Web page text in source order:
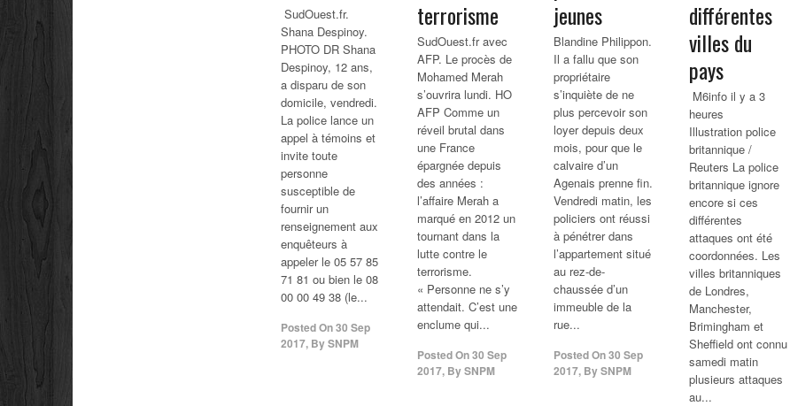
SudOuest.fr.
Shana Despinoy.
PHOTO DR Shana
Despinoy, 12 ans,
a disparu de son
domicile, vendredi.
La police lance un
appel à témoins et
invite toute
personne
susceptible de
fournir un
renseignement aux
enquêteurs à
appeler le 05 57 85
71 81 ou bien le 08
00 00 49 38 (le...
Posted On30 Sep
2017, BySNPM
terrorisme
SudOuest.fr avec
AFP. Le procès de
Mohamed Merah
s’ouvrira lundi. HO
AFP Comme un
réveil brutal dans
une France
épargnée depuis
des années :
l’affaire Merah a
marqué en 2012 un
tournant dans la
lutte contre le
terrorisme.
« Personne ne s’y
attendait. C’est une
enclume qui...
Posted On30 Sep
2017, BySNPM
jeunes
Blandine Philippon.
Il a fallu que son
propriétaire
s’inquiète de ne
plus percevoir son
loyer depuis deux
mois, pour que le
calvaire d’un
Agenais prenne fin.
Vendredi matin, les
policiers ont réussi
à pénétrer dans
l’appartement situé
au rez-de-
chaussée d’un
immeuble de la
rue...
Posted On30 Sep
2017, BySNPM
différentes
villes du
pays
M6info il y a 3
heures
Illustration police
britannique /
Reuters La police
britannique ignore
encore si ces
différentes
attaques ont été
coordonnées. Les
villes britanniques
de Londres,
Manchester,
Brimingham et
Sheffield ont connu
samedi matin
plusieurs attaques
au...